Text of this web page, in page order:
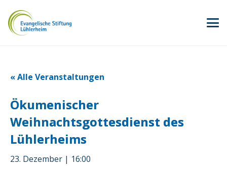
« Alle Veranstaltungen
Ökumenischer
Weihnachtsgottesdienst des
Lühlerheims
23. Dezember | 16:00